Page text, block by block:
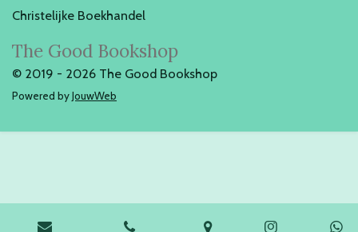
Christelijke Boekhandel
The Good Bookshop
© 2019 - 2026 The Good Bookshop
Powered byJouwWeb